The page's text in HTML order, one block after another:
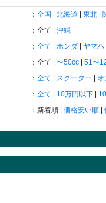
： 全国 北海道 東北
：全て | 沖縄
： 全て ホンダ ヤマハ
：全て | 〜50cc 51〜
： 全て スクーター オ
： 全て 10万円以下
：新着順 | 価格安い順